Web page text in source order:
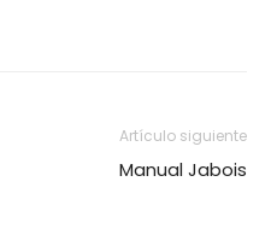
Artículo siguiente
Manual Jabois